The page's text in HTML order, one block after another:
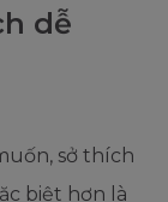
dễ
sở thích
biệt hơn là